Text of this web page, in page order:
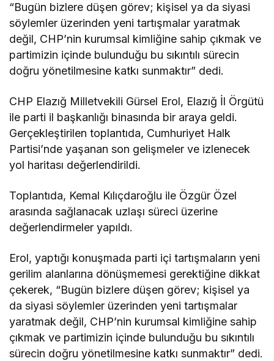
“Bugün bizlere düşen görev; kişisel ya da siyasi
söylemler üzerinden yeni tartışmalar yaratmak
değil, CHP’nin kurumsal kimliğine sahip çıkmak ve
partimizin içinde bulunduğu bu sıkıntılı sürecin
doğru yönetilmesine katkı sunmaktır” dedi.
CHP Elazığ Milletvekili Gürsel Erol, Elazığ İl Örgütü
ile parti il başkanlığı binasında bir araya geldi.
Gerçekleştirilen toplantıda, Cumhuriyet Halk
Partisi’nde yaşanan son gelişmeler ve izlenecek
yol haritası değerlendirildi.
Toplantıda, Kemal Kılıçdaroğlu ile Özgür Özel
arasında sağlanacak uzlaşı süreci üzerine
değerlendirmeler yapıldı.
Erol, yaptığı konuşmada parti içi tartışmaların yeni
gerilim alanlarına dönüşmemesi gerektiğine dikkat
çekerek, “Bugün bizlere düşen görev; kişisel ya
da siyasi söylemler üzerinden yeni tartışmalar
yaratmak değil, CHP’nin kurumsal kimliğine sahip
çıkmak ve partimizin içinde bulunduğu bu sıkıntılı
sürecin doğru yönetilmesine katkı sunmaktır” dedi.